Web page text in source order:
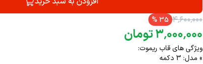
۴٬۶۰۰٬۰۰۰ 35
%
۳٬۰۰۰٬۰۰۰ تومان
ویژگی های قاب ریموت:
» مدل: 3 دکمه